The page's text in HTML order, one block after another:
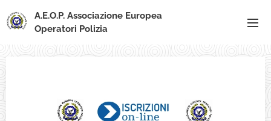
A.E.O.P. Associazione Europea
Operatori Polizia